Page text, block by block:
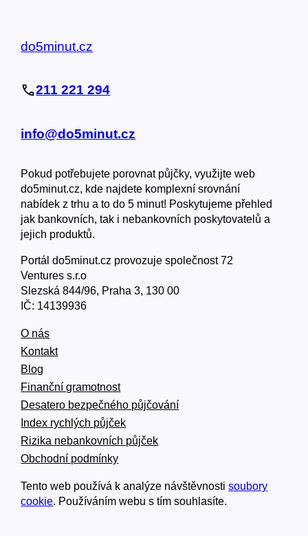
do5minut.cz
211 221 294
info@do5minut.cz
Pokud potřebujete porovnat půjčky, využijte web
do5minut.cz, kde najdete komplexní srovnání
nabídek z trhu a to do 5 minut! Poskytujeme přehled
jak bankovních, tak i nebankovních poskytovatelů a
jejich produktů.
Portál do5minut.cz provozuje společnost 72
Ventures s.r.o
Slezská 844/96, Praha 3, 130 00
IČ: 14139936
O nás
Kontakt
Blog
Finanční gramotnost
Desatero bezpečného půjčování
Index rychlých půjček
Rizika nebankovních půjček
Obchodní podmínky
Tento web používá k analýze návštěvnostisoubory
cookie. Používáním webu s tím souhlasíte.